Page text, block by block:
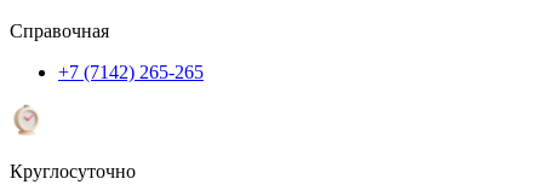
Справочная
+7 (7142) 265-265
Круглосуточно